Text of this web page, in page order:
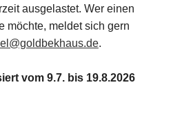
ausgelastet. Wer einen
möchte, meldet sich gern
.
vom 9.7. bis 19.8.2026